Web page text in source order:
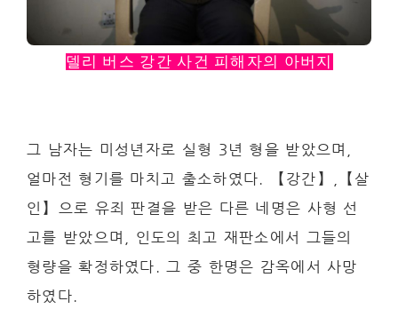
델리 버스 강간 사건 피해자의 아버지
그 남자는 미성년자로 실형 3년 형을 받았으며,
얼마전 형기를 마치고 출소하였다. 【강간】,【살
인】으로 유죄 판결을 받은 다른 네명은 사형 선
고를 받았으며, 인도의 최고 재판소에서 그들의
형량을 확정하였다. 그 중 한명은 감옥에서 사망
하였다.